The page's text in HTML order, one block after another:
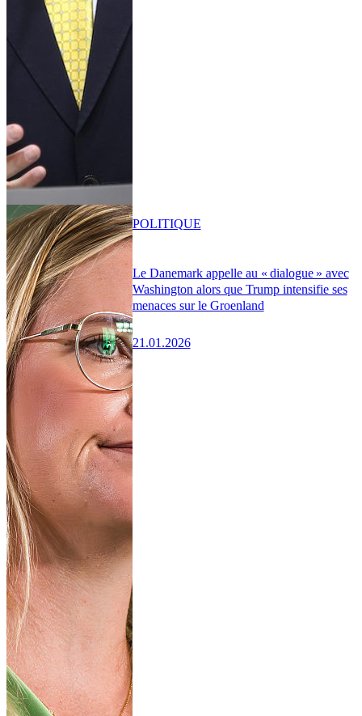
Le Danemark appelle au « dialogue » avec
Washington alors que Trump intensifie ses
menaces sur le Groenland
21.01.2026
POLITIQUE